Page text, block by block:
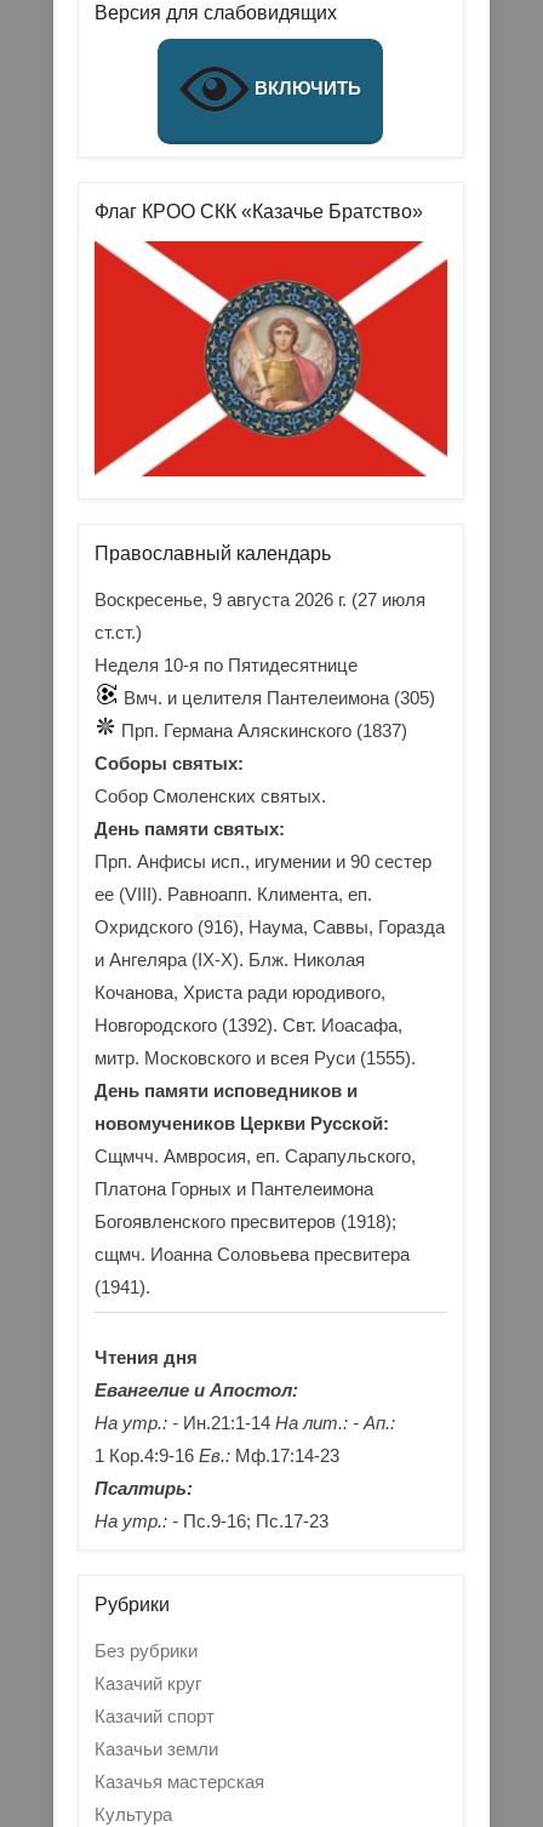
Версия для слабовидящих
ВКЛЮЧИТЬ
Флаг КРОО СКК «Казачье Братство»
Православный календарь
Воскресенье, 9 августа 2026 г. (27 июля
ст.ст.)
Неделя 10-я по Пятидесятнице
Вмч. и целителя Пантелеимона (305)
Прп. Германа Аляскинского (1837)
Соборы святых:
Собор Смоленских святых.
День памяти святых:
Прп. Анфисы исп., игумении и 90 сестер
ее (VIII). Равноапп. Климента, еп.
Охридского (916), Наума, Саввы, Горазда
и Ангеляра (IX-X). Блж. Николая
Кочанова, Христа ради юродивого,
Новгородского (1392). Свт. Иоасафа,
митр. Московского и всея Руси (1555).
День памяти исповедников и
новомучеников Церкви Русской:
Сщмчч. Амвросия, еп. Сарапульского,
Платона Горных и Пантелеимона
Богоявленского пресвитеров (1918);
сщмч. Иоанна Соловьева пресвитера
(1941).
Чтения дня
Евангелие и Апостол:
На утр.: - Ин.21:1-14На лит.: - Ап.:
1 Кор.4:9-16Ев.: Мф.17:14-23
Псалтирь:
На утр.: - Пс.9-16; Пс.17-23
Рубрики
Без рубрики
Казачий круг
Казачий спорт
Казачьи земли
Казачья мастерская
Культура